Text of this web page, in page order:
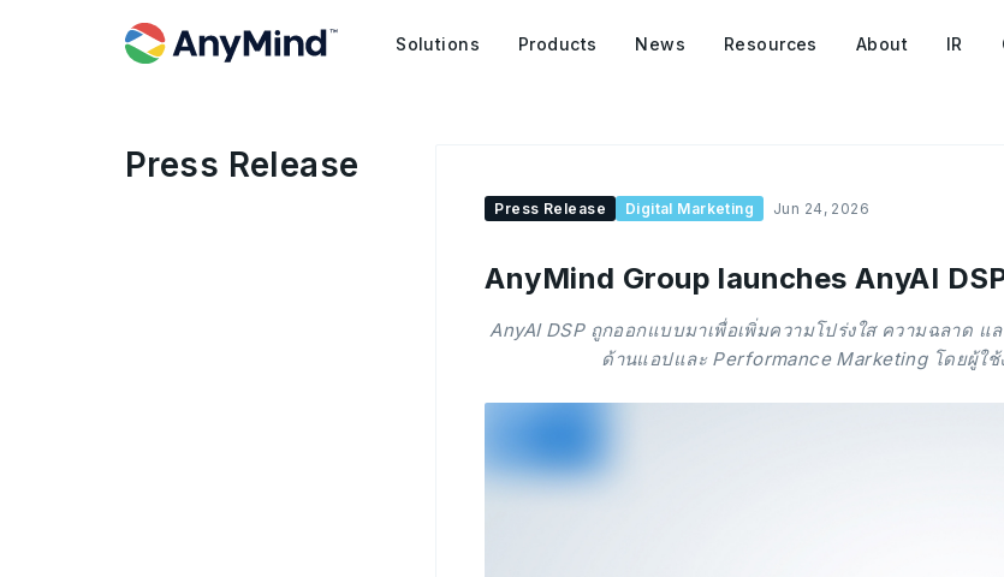
Solutions Products News Resources About IR
Press Release
Press Release Digital Marketing Jun 24, 2026
AnyMind Group launches AnyAI
AnyAI DSP ถูกออกแบบมาเพื่อเพิ่มความโปร่งใส ความฉลาด
ด้านแอปและ Performance Marketing โดยผู้ใช้